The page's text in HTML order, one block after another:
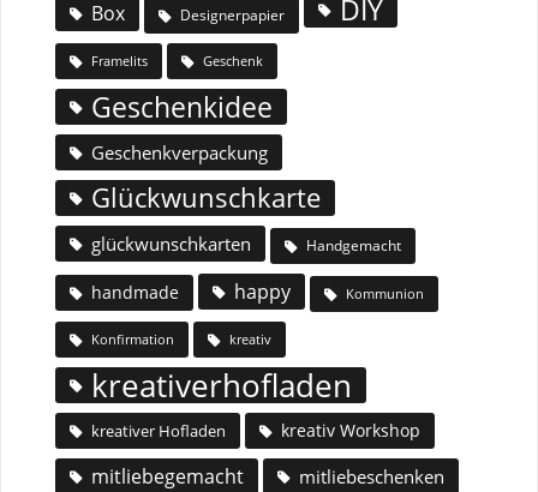
Box Designerpapier DIY
Framelits Geschenk
Geschenkidee
Geschenkverpackung
Glückwunschkarte
glückwunschkarten Handgemacht
handmade happy Kommunion
Konfirmation kreativ
kreativerhofladen
kreativer Hofladen kreativ Workshop
mitliebegemacht
mitliebeschenken